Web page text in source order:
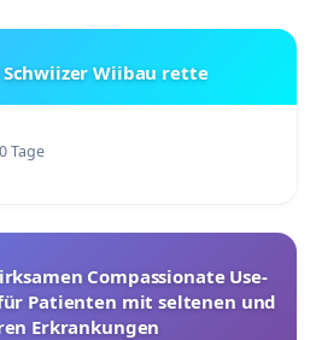
Wiibau rette
Tage
Compassionate Use-
Patienten mit seltenen und
Erkrankungen